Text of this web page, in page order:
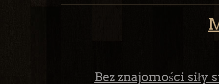
Bez znajomości siły